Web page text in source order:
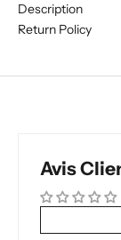
Description
Return Policy
Avis